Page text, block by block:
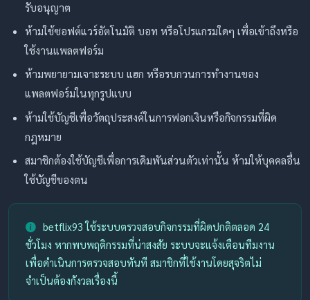
รับอนุญาต
ห้ามใช้ซอฟต์แวร์อัตโนมัติ บอท หรือโปรแกรมใดๆ เพื่อเข้าถึงหรือ
ใช้งานแพลตฟอร์ม
ห้ามพยายามเจาะระบบ แฮก หรือรบกวนการทำงานของ
แพลตฟอร์มในทุกรูปแบบ
ห้ามใช้บัญชีเพื่อวัตถุประสงค์ในการฟอกเงินหรือกิจกรรมที่ผิด
กฎหมาย
สมาชิกต้องใช้บัญชีเพื่อการเดิมพันส่วนตัวเท่านั้น ห้ามให้บุคคลอื่น
ใช้บัญชีของตน
betflix93 ใช้ระบบตรวจสอบกิจกรรมที่ผิดปกติตลอด 24
ชั่วโมง หากพบพฤติกรรมที่น่าสงสัย ระบบจะแจ้งเตือนทีมงาน
เพื่อดำเนินการตรวจสอบทันที สมาชิกที่ใช้งานโดยสุจริตไม่
จำเป็นต้องกังวลเรื่องนี้